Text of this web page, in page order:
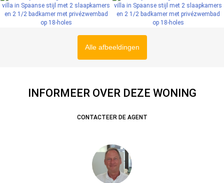
Alle afbeeldingen
INFORMEER OVER DEZE WONING
CONTACTEER DE AGENT